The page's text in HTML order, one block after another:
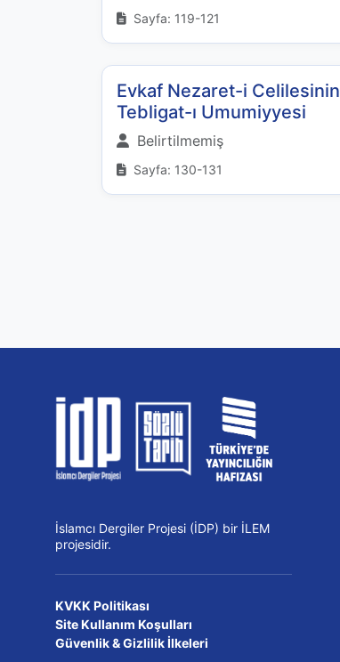
Sayfa: 119-121
Evkaf Nezaret-i Celilesinin
Tebligat-ı Umumiyyesi
Belirtilmemiş
Sayfa: 130-131
İslamcı Dergiler Projesi (İDP) bir İLEM
projesidir.
KVKK Politikası
Site Kullanım Koşulları
Güvenlik & Gizlilik İlkeleri